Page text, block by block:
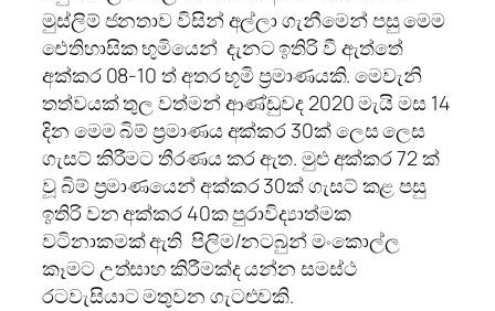
මුස්ලිම් ජනතාව විසින් අල්ලා ගැනීමෙන් පසු මෙම
ඓතිහාසික භුමියෙන් දැනට ඉතිරි වී ඇත්තේ
අක්කර 08-10 ත් අතර භූමි ප්‍රමාණයකි. මෙවැනි
තත්වයක් තුල වත්මන් ආණ්ඩුවද 2020 මැයි මස 14
දින මෙම බිම් ප්‍රමාණය අක්කර 30ක් ලෙස ලෙස
ගැසට් කිරීමට තීරණය කර ඇත. මුළු අක්කර 72 ක්
වූ බිම් ප්‍රමාණයෙන් අක්කර 30ක් ගැසට් කළ පසු
ඉතිරි වන අක්කර 40ක පුරාවිද්‍යාත්මක
වටිනාකමක් ඇති පිලිම/නටබුන් මංකොල්ල
කෑමට උත්සාහ කිරීමක්ද යන්න සමස්ථ
රටවැසියාට මතුවන ගැටළුවකි.